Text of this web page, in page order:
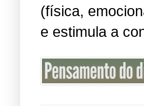
(física,
e estimula a